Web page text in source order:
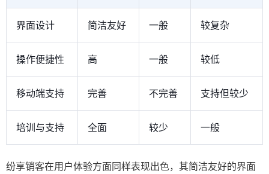
界面设计 简洁友好 一般 较复杂
操作便捷性 高 一般 较低
移动端支持 完善 不完善 支持但较少
培训与支持 全面 较少 一般
纷享销客在用户体验方面同样表现出色，其简洁友好的界面